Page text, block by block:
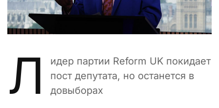
Л
идер партии Reform UK покидает
пост депутата, но останется в
довыборах